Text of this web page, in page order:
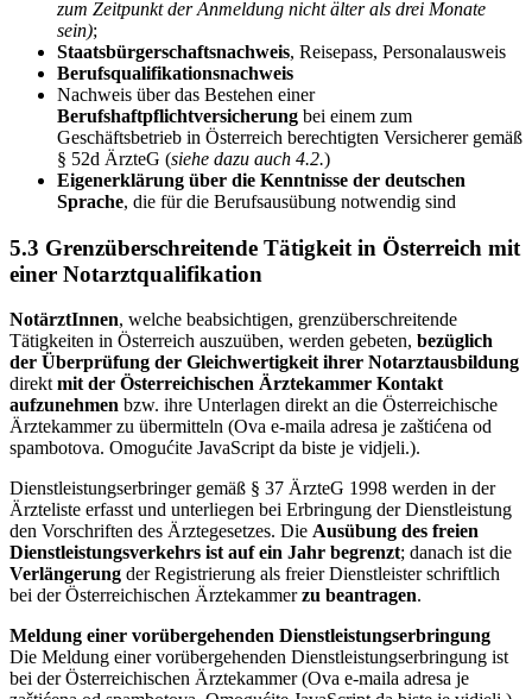
zum Zeitpunkt der Anmeldung nicht älter als drei Monate
sein);
Staatsbürgerschaftsnachweis, Reisepass, Personalausweis
Berufsqualifikationsnachweis
Nachweis über das Bestehen einer
Berufshaftpflichtversicherung bei einem zum
Geschäftsbetrieb in Österreich berechtigten Versicherer gemäß
§ 52d ÄrzteG (siehe dazu auch 4.2.)
Eigenerklärung über die Kenntnisse der deutschen
Sprache, die für die Berufsausübung notwendig sind
5.3 Grenzüberschreitende Tätigkeit in Österreich mit
einer Notarztqualifikation
NotärztInnen, welche beabsichtigen, grenzüberschreitende
Tätigkeiten in Österreich auszuüben, werden gebeten, bezüglich
der Überprüfung der Gleichwertigkeit ihrer Notarztausbildung
direktmit der Österreichischen Ärztekammer Kontakt
aufzunehmen bzw. ihre Unterlagen direkt an die Österreichische
Ärztekammer zu übermitteln (Ova e-maila adresa je zaštićena od
spambotova. Omogućite JavaScript da biste je vidjeli.).
Dienstleistungserbringer gemäß § 37 ÄrzteG 1998 werden in der
Ärzteliste erfasst und unterliegen bei Erbringung der Dienstleistung
den Vorschriften des Ärztegesetzes. Die Ausübung des freien
Dienstleistungsverkehrs ist auf ein Jahr begrenzt; danach ist die
Verlängerung der Registrierung als freier Dienstleister schriftlich
bei der Österreichischen Ärztekammerzu beantragen.
Meldung einer vorübergehenden Dienstleistungserbringung
Die Meldung einer vorübergehenden Dienstleistungserbringung ist
bei der Österreichischen Ärztekammer (Ova e-maila adresa je